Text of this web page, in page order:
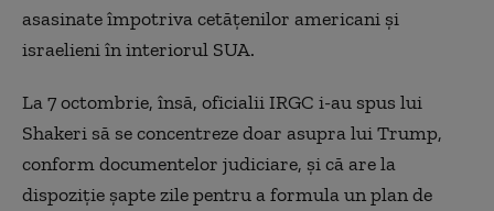
asasinate împotriva cetățenilor americani și
israelieni în interiorul SUA.
La 7 octombrie, însă, oficialii IRGC i-au spus lui
Shakeri să se concentreze doar asupra lui Trump,
conform documentelor judiciare, și că are la
dispoziție șapte zile pentru a formula un plan de